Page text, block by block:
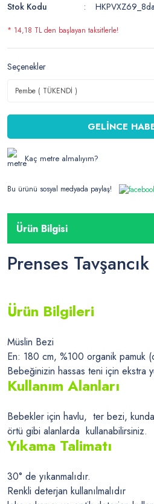
Stok Kodu
* 14,18 TL den başlayan taksitlerle!
Seçenekler
GELİNCE
Kaç metre almalıyım?
Bu ürünü sosyal medyada paylaş!
Ürün Bilgisi
Prenses
Ürün Bilgileri
Müslin Bezi
En: 180 cm, %100 organik pamuk
Bebeğinizin hassas teni için ekstra
Kullanım Alanları
Bebekler için havlu, ter bezi,
örtü gibi alanlarda kullanabilirsiniz.
Yıkama Talimatı
30° de yıkanmalıdır.
Renkli deterjan kullanılmalıdır